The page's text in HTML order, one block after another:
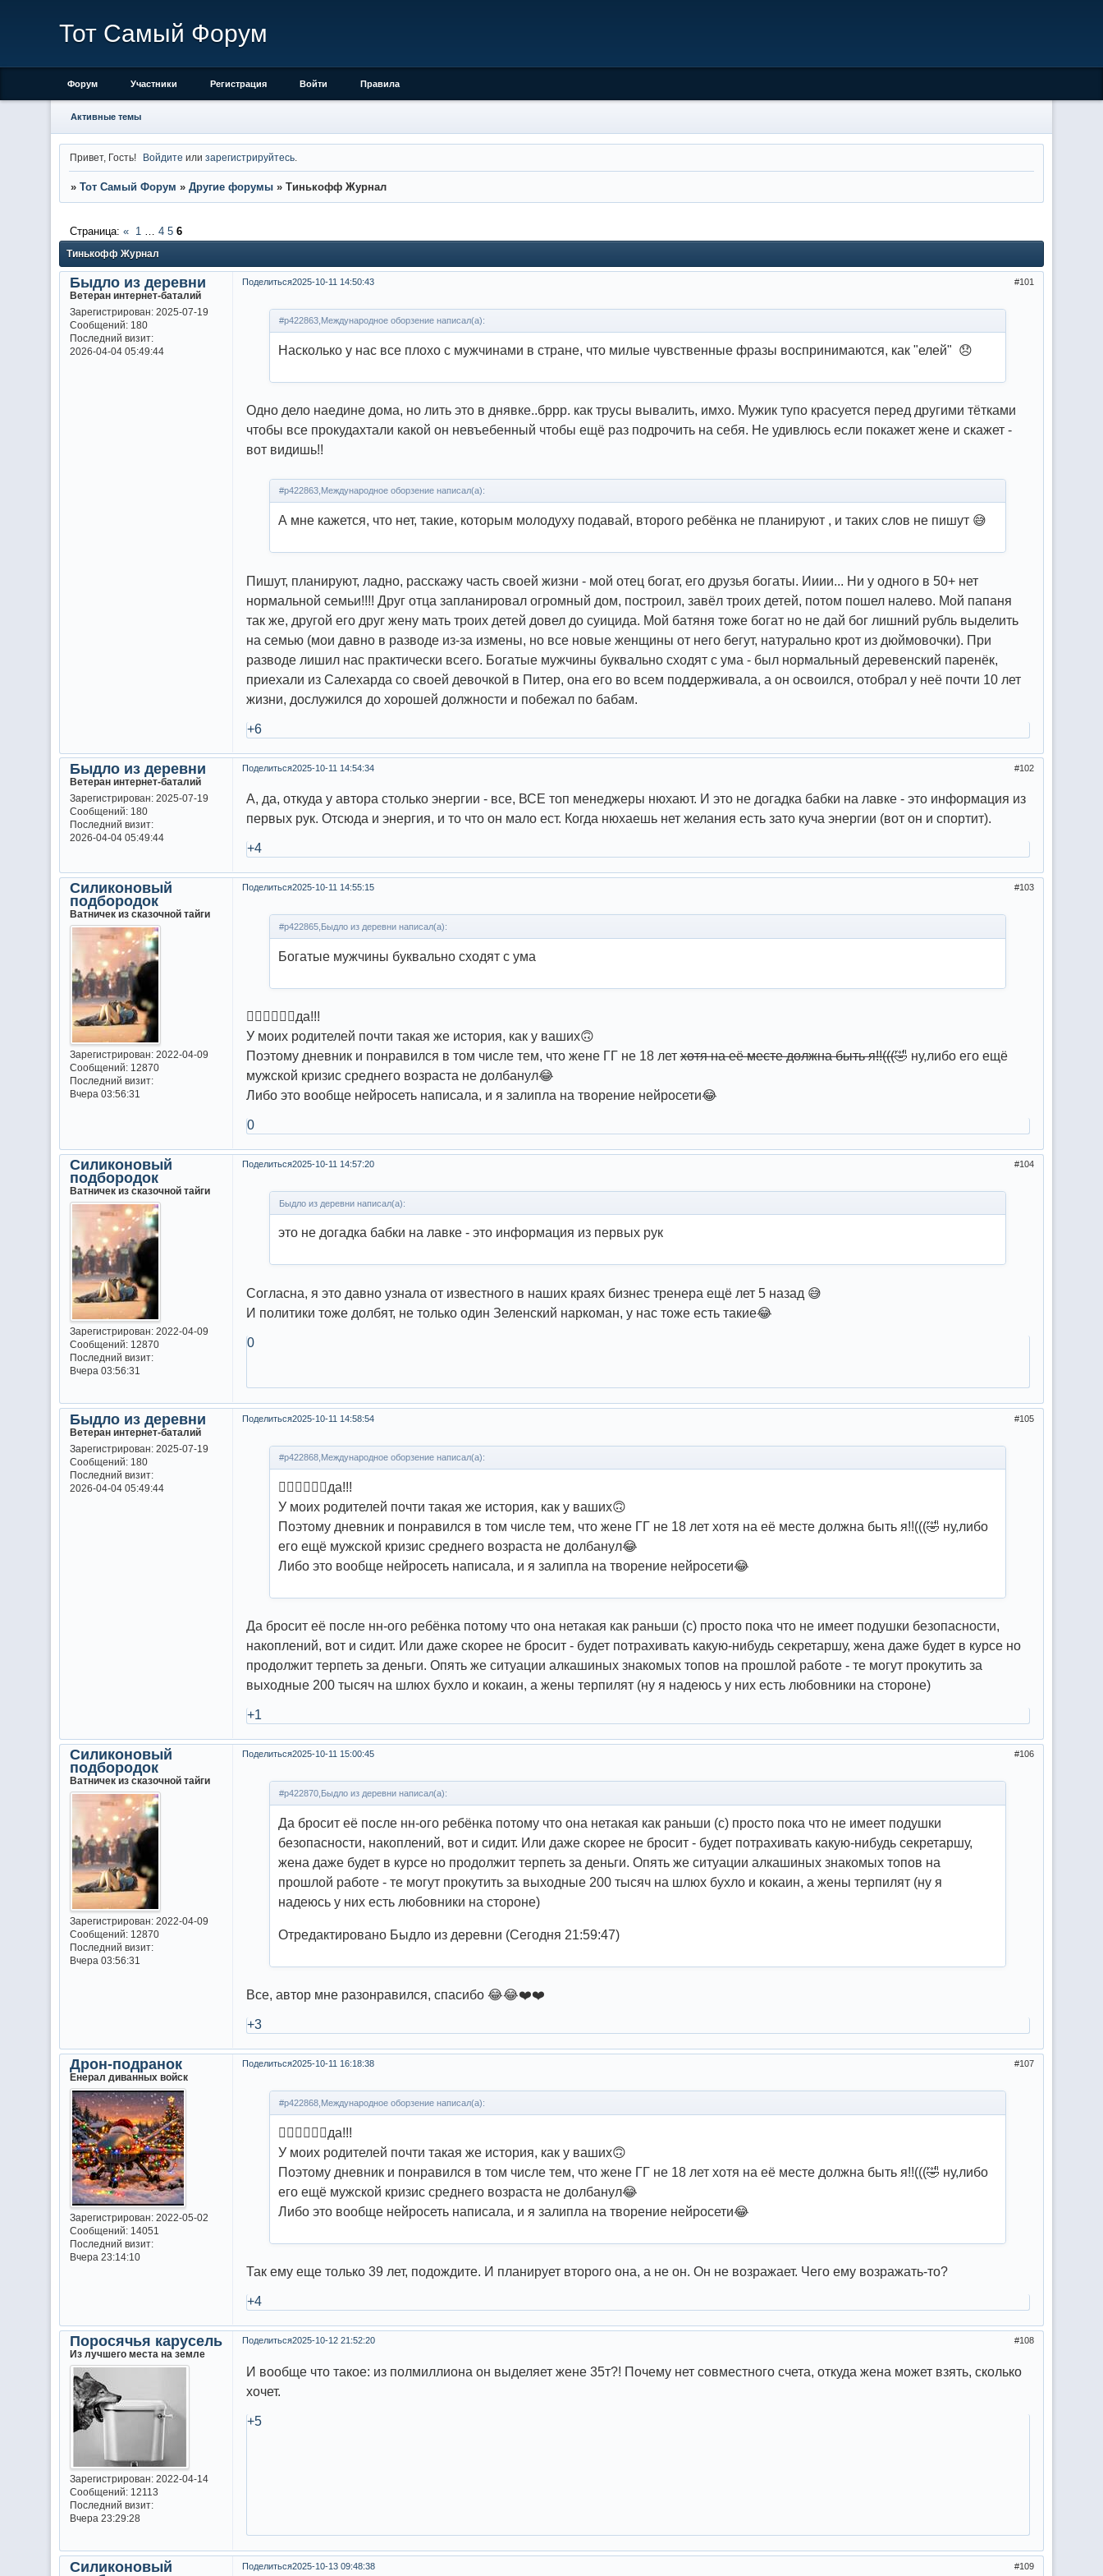
Тот Самый Форум
Форум Участники Регистрация Войти Правила
Активные темы
Привет, Гость! Войдите илизарегистрируйтесь
» Тот Самый Форум » Другие форумы » Тинькофф Журнал
Тинькофф Журнал
Страница: « 1 4 5 6
Поделиться 101
2025-10-11 14:50:43
Быдло из деревни
Ветеран интернет-баталий
Зарегистрирован: 2025-07-19
Сообщений:180
Последний визит:
2026-04-04 05:49:44
#p422863,Международное оборзение написал(а):
Насколько у нас все плохо с мужчинами в стране, что милые чувственные фразы воспринимаются, как "елей" 😞
Одно дело наедине дома, но лить это в днявке..бррр. как трусы вывалить, имхо. Мужик тупо красуется перед другими тётками
чтобы все прокудахтали какой он невъебенный чтобы ещё раз подрочить на себя. Не удивлюсь если покажет жене и скажет -
вот видишь!!
#p422863,Международное оборзение написал(а):
А мне кажется, что нет, такие, которым молодуху подавай, второго ребёнка не планируют , и таких слов не пишут 😅
Пишут, планируют, ладно, расскажу часть своей жизни - мой отец богат, его друзья богаты. Ииии... Ни у одного в 50+ нет
нормальной семьи!!!! Друг отца запланировал огромный дом, построил, завёл троих детей, потом пошел налево. Мой папаня
так же, другой его друг жену мать троих детей довел до суицида. Мой батяня тоже богат но не дай бог лишний рубль выделить
на семью (мои давно в разводе из-за измены, но все новые женщины от него бегут, натурально крот из дюймовочки). При
разводе лишил нас практически всего. Богатые мужчины буквально сходят с ума - был нормальный деревенский паренёк,
приехали из Салехарда со своей девочкой в Питер, она его во всем поддерживала, а он освоился, отобрал у неё почти 10 лет
жизни, дослужился до хорошей должности и побежал по бабам.
+6
Поделиться 102
2025-10-11 14:54:34
Быдло из деревни
Ветеран интернет-баталий
Зарегистрирован: 2025-07-19
Сообщений:180
Последний визит:
2026-04-04 05:49:44
А, да, откуда у автора столько энергии - все, ВСЕ топ менеджеры нюхают. И это не догадка бабки на лавке - это информация из
первых рук. Отсюда и энергия, и то что он мало ест. Когда нюхаешь нет желания есть зато куча энергии (вот он и спортит).
+4
Поделиться 103
2025-10-11 14:55:15
Силиконовый
подбородок
Ватничек из сказочной тайги
Зарегистрирован: 2022-04-09
Сообщений:12870
Последний визит:
Вчера 03:56:31
#p422865,Быдло из деревни написал(а):
Богатые мужчины буквально сходят с ума
😵‍💫😵‍💫😵‍💫да!!!
У моих родителей почти такая же история, как у ваших🙃
Поэтому дневник и понравился в том числе тем, что жене ГГ не 18 летхотя на её месте должна быть я!!(((🤣 ну,либо его ещё
мужской кризис среднего возраста не долбанул😂
Либо это вообще нейросеть написала, и я залипла на творение нейросети😂
0
Поделиться 104
2025-10-11 14:57:20
Силиконовый
подбородок
Ватничек из сказочной тайги
Зарегистрирован: 2022-04-09
Сообщений:12870
Последний визит:
Вчера 03:56:31
Быдло из деревни написал(а):
это не догадка бабки на лавке - это информация из первых рук
Согласна, я это давно узнала от известного в наших краях бизнес тренера ещё лет 5 назад 😅
И политики тоже долбят, не только один Зеленский наркоман, у нас тоже есть такие😂
0
Поделиться 105
2025-10-11 14:58:54
Быдло из деревни
Ветеран интернет-баталий
Зарегистрирован: 2025-07-19
Сообщений:180
Последний визит:
2026-04-04 05:49:44
#p422868,Международное оборзение написал(а):
😵‍💫😵‍💫😵‍💫да!!!
У моих родителей почти такая же история, как у ваших🙃
Поэтому дневник и понравился в том числе тем, что жене ГГ не 18 лет хотя на её месте должна быть я!!(((🤣 ну,либо
его ещё мужской кризис среднего возраста не долбанул😂
Либо это вообще нейросеть написала, и я залипла на творение нейросети😂
Да бросит её после нн-ого ребёнка потому что она нетакая как раньши (с) просто пока что не имеет подушки безопасности,
накоплений, вот и сидит. Или даже скорее не бросит - будет потрахивать какую-нибудь секретаршу, жена даже будет в курсе но
продолжит терпеть за деньги. Опять же ситуации алкашиных знакомых топов на прошлой работе - те могут прокутить за
выходные 200 тысяч на шлюх бухло и кокаин, а жены терпилят (ну я надеюсь у них есть любовники на стороне)
+1
Поделиться 106
2025-10-11 15:00:45
Силиконовый
подбородок
Ватничек из сказочной тайги
Зарегистрирован: 2022-04-09
Сообщений:12870
Последний визит:
Вчера 03:56:31
#p422870,Быдло из деревни написал(а):
Да бросит её после нн-ого ребёнка потому что она нетакая как раньши (с) просто пока что не имеет подушки
безопасности, накоплений, вот и сидит. Или даже скорее не бросит - будет потрахивать какую-нибудь секретаршу,
жена даже будет в курсе но продолжит терпеть за деньги. Опять же ситуации алкашиных знакомых топов на
прошлой работе - те могут прокутить за выходные 200 тысяч на шлюх бухло и кокаин, а жены терпилят (ну я
надеюсь у них есть любовники на стороне)
Отредактировано Быдло из деревни (Сегодня 21:59:47)
Все, автор мне разонравился, спасибо 😂😂❤️❤️
+3
Поделиться 107
2025-10-11 16:18:38
Дрон-подранок
Енерал диванных войск
Зарегистрирован: 2022-05-02
Сообщений:14051
Последний визит:
Вчера 23:14:10
#p422868,Международное оборзение написал(а):
😵‍💫😵‍💫😵‍💫да!!!
У моих родителей почти такая же история, как у ваших🙃
Поэтому дневник и понравился в том числе тем, что жене ГГ не 18 лет хотя на её месте должна быть я!!(((🤣 ну,либо
его ещё мужской кризис среднего возраста не долбанул😂
Либо это вообще нейросеть написала, и я залипла на творение нейросети😂
Так ему еще только 39 лет, подождите. И планирует второго она, а не он. Он не возражает. Чего ему возражать-то?
+4
Поделиться 108
2025-10-12 21:52:20
Поросячья карусель
Из лучшего места на земле
Зарегистрирован: 2022-04-14
Сообщений:12113
Последний визит:
Вчера 23:29:28
И вообще что такое: из полмиллиона он выделяет жене 35т?! Почему нет совместного счета, откуда жена может взять, сколько
хочет.
+5
Поделиться 109
2025-10-13 09:48:38
Силиконовый